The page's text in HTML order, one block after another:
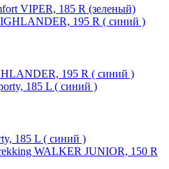
VIPER, 185 R (зеленый)
195 R ( синий )
185 L ( синий )